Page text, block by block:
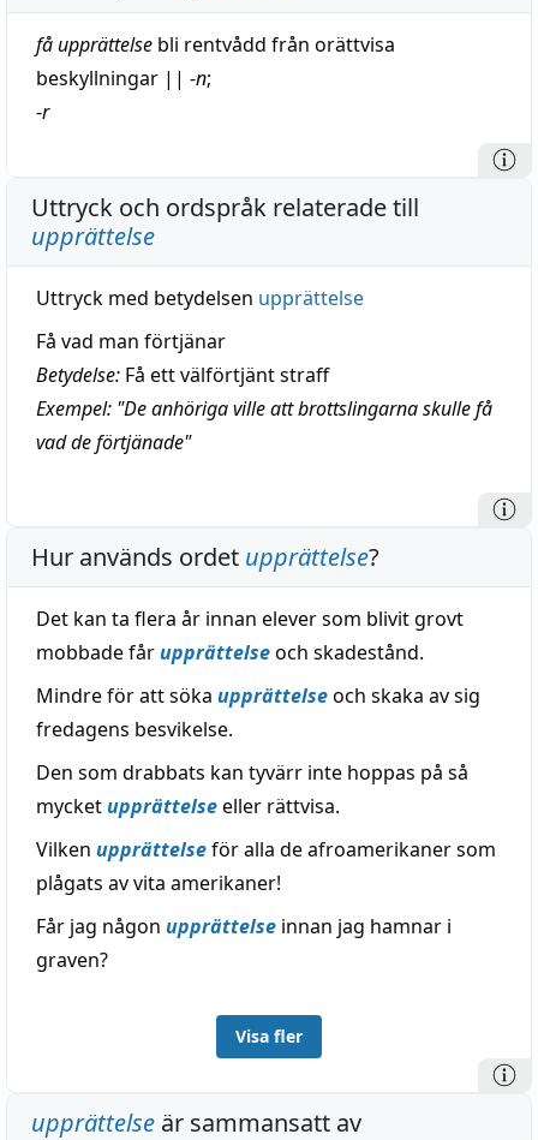
få upprättelse bli rentvådd från orättvisa
beskyllningar || -n;
-r
Uttryck och ordspråk relaterade till
upprättelse
Uttryck med betydelsen upprättelse
Få vad man förtjänar
Betydelse: Få ett välförtjänt straff
Exempel: "De anhöriga ville att brottslingarna skulle få
vad de förtjänade"
Hur används ordet upprättelse?
Det kan ta flera år innan elever som blivit grovt
mobbade fårupprättelseoch skadestånd.
Mindre för att söka upprättelseoch skaka av sig
fredagens besvikelse.
Den som drabbats kan tyvärr inte hoppas på så
mycketupprättelseeller rättvisa.
Vilken upprättelseför alla de afroamerikaner som
plågats av vita amerikaner!
Får jag någon upprättelse innan jag hamnar i
graven?
Visa fler
upprättelse är sammansatt av